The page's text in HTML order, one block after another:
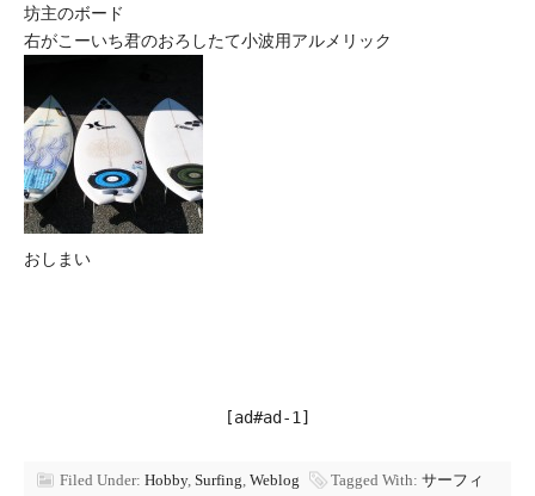
坊主のボード
右がこーいち君のおろしたて小波用アルメリック
おしまい
[ad#ad-1]
Filed Under: Hobby, Surfing, Weblog Tagged With: サーフィ